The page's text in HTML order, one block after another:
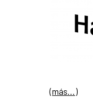
(más…)